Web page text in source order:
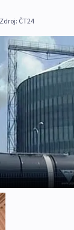
Zdroj: ČT24